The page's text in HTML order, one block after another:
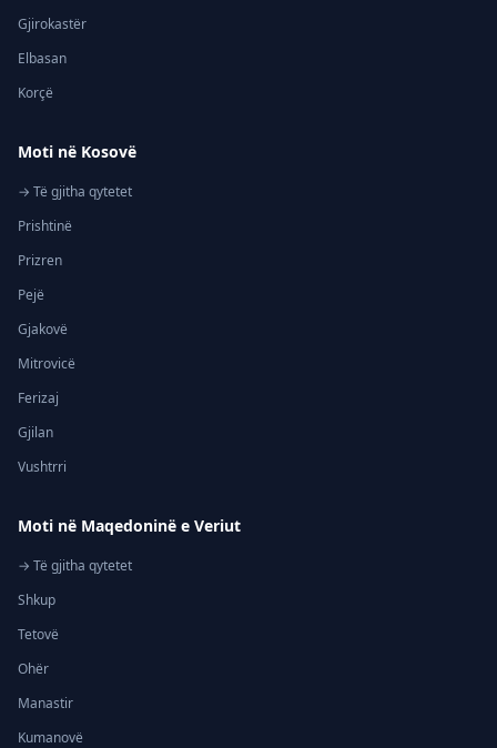
Gjirokastër
Elbasan
Korçë
Moti në Kosovë
→ Të gjitha qytetet
Prishtinë
Prizren
Pejë
Gjakovë
Mitrovicë
Ferizaj
Gjilan
Vushtrri
Moti në Maqedoninë e Veriut
→ Të gjitha qytetet
Shkup
Tetovë
Ohër
Manastir
Kumanovë